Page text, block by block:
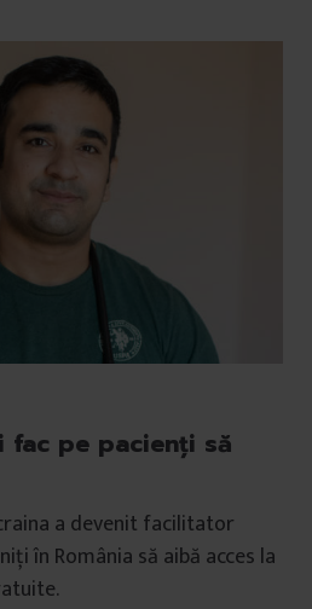
fac pe pacienți să
a devenit facilitator
în România să aibă acces la